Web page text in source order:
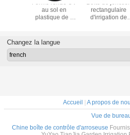
Forme ronde UV
au sol en
plastique de 6
d'irrigation de
jardin d'ABS anti
Boîte de
rectangulaire
d'irrigation de
d'irrigation 12
Changez la langue
Accueil | A propos de
Vue de
Chine boîte de contrôle d'arroseuse